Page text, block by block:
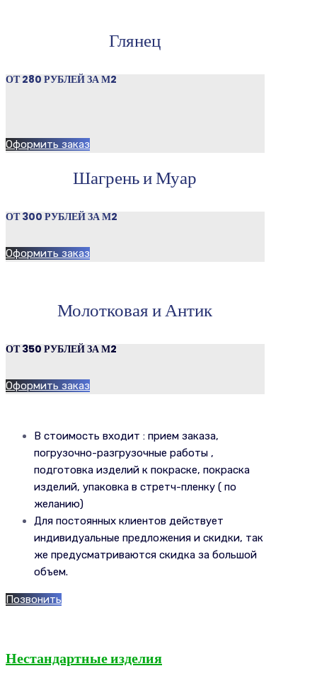
Глянец
ОТ 280 РУБЛЕЙ ЗА М2
Оформить заказ
Шагрень и Муар
ОТ 300 РУБЛЕЙ ЗА М2
Оформить заказ
Молотковая и Антик
ОТ 350 РУБЛЕЙ ЗА М2
Оформить заказ
В стоимость входит : прием заказа,
погрузочно-разгрузочные работы ,
подготовка изделий к покраске, покраска
изделий, упаковка в стретч-пленку ( по
желанию)
Для постоянных клиентов действует
индивидуальные предложения и скидки, так
же предусматриваются скидка за большой
объем.
Позвонить
Нестандартные изделия